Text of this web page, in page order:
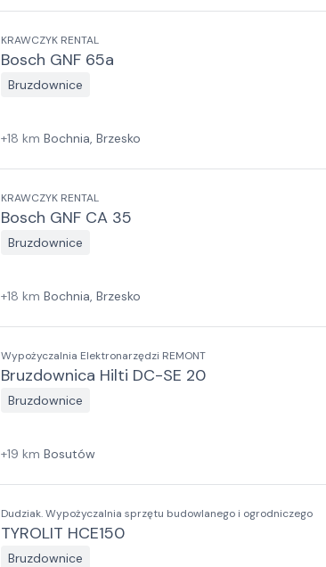
KRAWCZYK RENTAL
Bosch GNF 65a
Bruzdownice
+18 km Bochnia, Brzesko
KRAWCZYK RENTAL
Bosch GNF CA 35
Bruzdownice
+18 km Bochnia, Brzesko
Wypożyczalnia Elektronarzędzi REMONT
Bruzdownica Hilti DC-SE 20
Bruzdownice
+19 km Bosutów
Dudziak. Wypożyczalnia sprzętu budowlanego i ogrodniczego
TYROLIT HCE150
Bruzdownice